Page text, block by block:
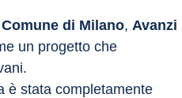
Comune di Milano, Avanzi
un progetto che
è stata completamente